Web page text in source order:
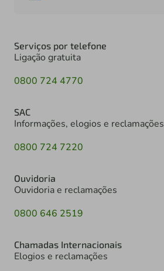
Serviços por telefone
Ligação gratuita
0800 724 4770
SAC
Informações, elogios e reclamações
0800 724 7220
Ouvidoria
Ouvidoria e reclamações
0800 646 2519
Chamadas Internacionais
Elogios e reclamações